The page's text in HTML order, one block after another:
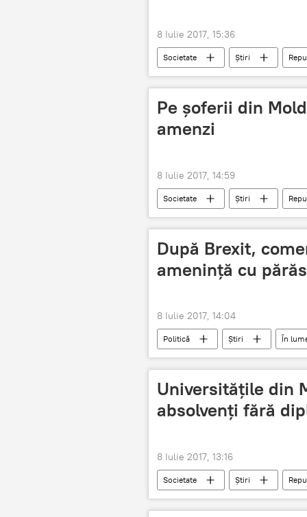
8 Iulie 2017, 15:36
Societate Știri
Poliția Chișinău
Accidente
Pe șoferii din
amenzi
8 Iulie 2017, 14:59
Societate Știri
După Brexit,
amenință cu
8 Iulie 2017, 14:04
Politică Știri În
Amenintare
comert liber
Universităţile din
absolvenţi fără
8 Iulie 2017, 13:16
Societate Știri
absolvenți
Admiterea 2017